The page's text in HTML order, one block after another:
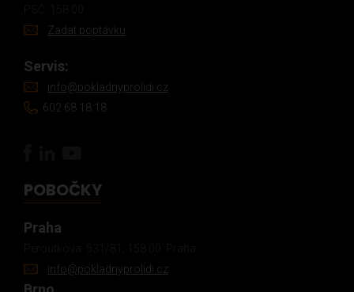
Zadat poptávku
Servis:
info@pokladnyprolidi.cz
602 68 18 18
POBOČKY
Praha
info@pokladnyprolidi.cz